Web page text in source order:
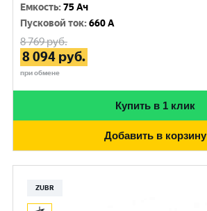
Емкость:75 Ач
Пусковой ток:660 A
8 769руб.
8 094 руб.
при обмене
Купить в 1 клик
Добавить в корзину
ZUBR